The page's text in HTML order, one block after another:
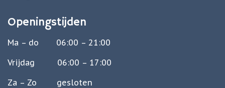
Openingstijden
Ma – do 06:00 – 21:00
Vrijdag 06:00 – 17:00
Za – Zo gesloten